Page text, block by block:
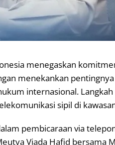
menegaskan
menekankan
internasional.
sipil di
pembicaraan via
Viada Hafid bersama